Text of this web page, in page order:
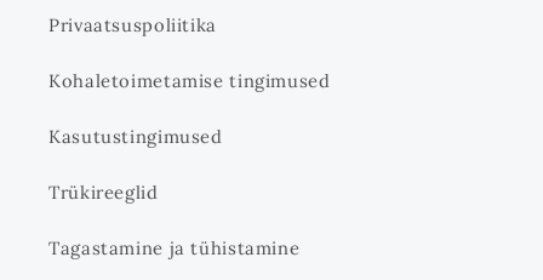
Privaatsuspoliitika
Kohaletoimetamise tingimused
Kasutustingimused
Trükireeglid
Tagastamine ja tühistamine